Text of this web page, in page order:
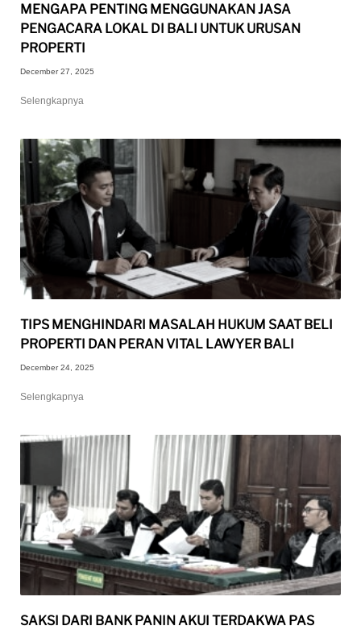
MENGAPA PENTING MENGGUNAKAN JASA
PENGACARA LOKAL DI BALI UNTUK URUSAN
PROPERTI
December 27, 2025
Selengkapnya
TIPS MENGHINDARI MASALAH HUKUM SAAT BELI
PROPERTI DAN PERAN VITAL LAWYER BALI
December 24, 2025
Selengkapnya
SAKSI DARI BANK PANIN AKUI TERDAKWA PAS